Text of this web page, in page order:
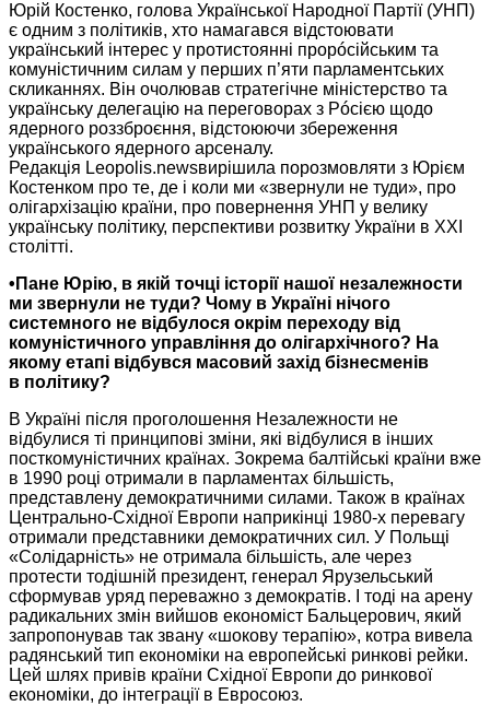
Юрій Костенко, голова Української Народної Партії (УНП)
є одним з політиків, хто намагався відстоювати
український інтерес у протистоянні прорóсійським та
комуністичним силам у перших п’яти парламентських
скликаннях. Він очолював стратегічне міністерство та
українську делегацію на переговорах з Рóсією щодо
ядерного роззброєння, відстоюючи збереження
українського ядерного арсеналу.
Редакція Leopolis.newsвирішила порозмовляти з Юрієм
Костенком про те, де і коли ми «звернули не туди», про
олігархізацію країни, про повернення УНП у велику
українську політику, перспективи розвитку України в ХХІ
столітті.
•Пане Юрію, в якій точці історії нашої незалежности
ми звернули не туди? Чому в Україні нічого
системного не відбулося окрім переходу від
комуністичного управління до олігархічного? На
якому етапі відбувся масовий захід бізнесменів
в політику?
В Україні після проголошення Незалежности не
відбулися ті принципові зміни, які відбулися в інших
посткомуністичних країнах. Зокрема балтійські країни вже
в 1990 році отримали в парламентах більшість,
представлену демократичними силами. Також в країнах
Центрально-Східної Европи наприкінці 1980-х перевагу
отримали представники демократичних сил. У Польщі
«Солідарність» не отримала більшість, але через
протести тодішній президент, генерал Ярузельський
сформував уряд переважно з демократів. І тоді на арену
радикальних змін вийшов економіст Бальцерович, який
запропонував так звану «шокову терапію», котра вивела
радянський тип економіки на европейські ринкові рейки.
Цей шлях привів країни Східної Европи до ринкової
економіки, до інтеграції в Евросоюз.